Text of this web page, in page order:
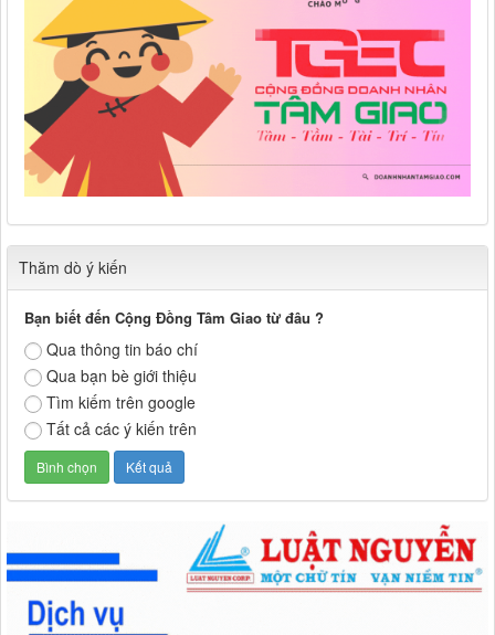
Thăm dò ý kiến
Bạn biết đến Cộng Đồng Tâm Giao từ đâu ?
Qua thông tin báo chí
Qua bạn bè giới thiệu
Tìm kiếm trên google
Tất cả các ý kiến trên